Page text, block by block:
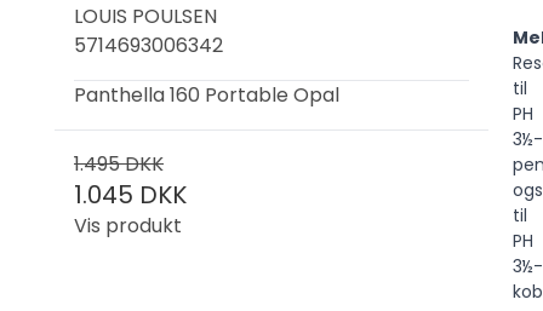
LOUIS POULSEN
5714693006342
Panthella 160 Portable Opal
1.495 DKK
1.045 DKK
Vis produkt
til
PH
til
PH